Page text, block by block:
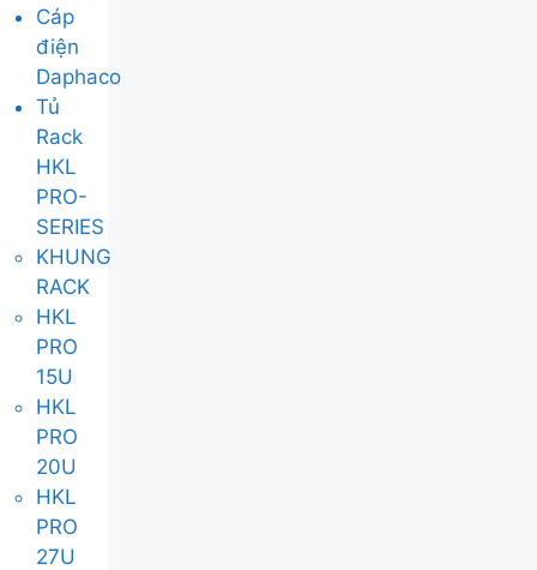
Cáp
điện
Daphaco
Tủ
Rack
HKL
PRO-
SERIES
KHUNG
RACK
HKL
PRO
15U
HKL
PRO
20U
HKL
PRO
27U